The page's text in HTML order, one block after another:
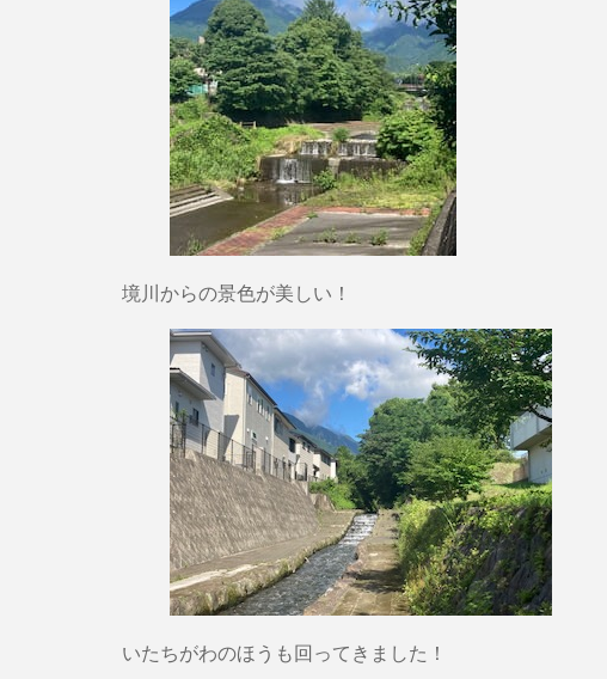
境川からの景色が美しい！
いたちがわのほうも回ってきました！